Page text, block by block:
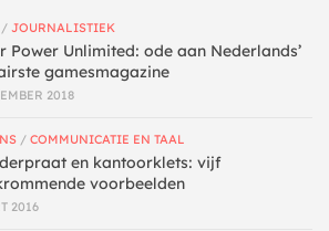
/ JOURNALISTIEK
Power Unlimited: ode aan Nederlands’
gamesmagazine
2018
/ COMMUNICATIE EN TAAL
en kantoorklets: vijf
voorbeelden
2016